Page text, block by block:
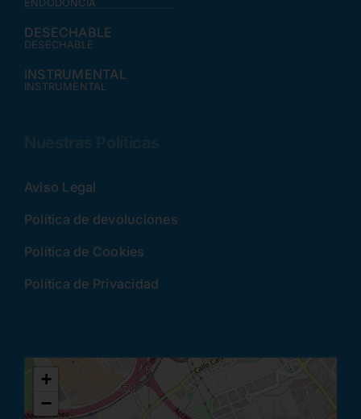
ENDODONCIA
DESECHABLE
DESECHABLE
INSTRUMENTAL
INSTRUMENTAL
Aviso Legal
Política de devoluciones
Política de Cookies
Política de Privacidad
+
−